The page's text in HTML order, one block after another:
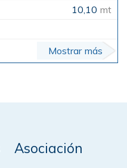
10,10 mt
Mostrar más
Asociación